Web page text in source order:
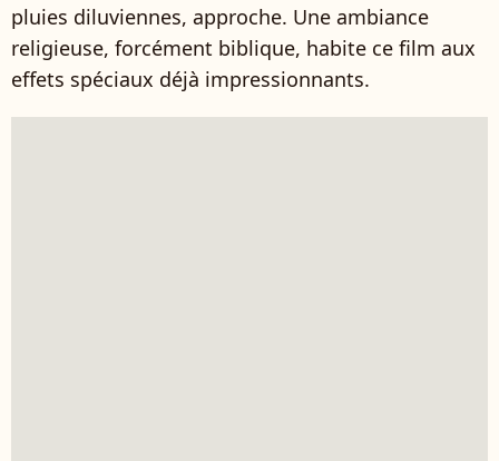
pluies diluviennes, approche. Une ambiance
religieuse, forcément biblique, habite ce film aux
effets spéciaux déjà impressionnants.